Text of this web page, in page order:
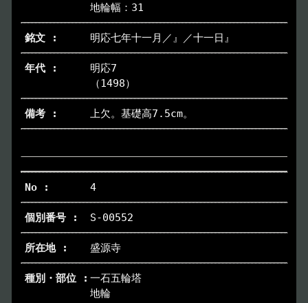
地輪幅：31
明応七年十一月／』／十一日』
明応7
（1498）
上欠。基礎高7.5cm。
4
S-00552
盛源寺
一石五輪塔
地輪